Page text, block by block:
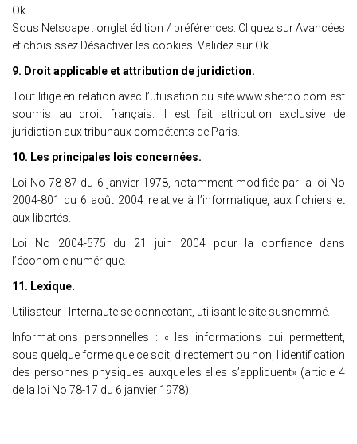
Ok.
Sous Netscape : onglet édition / préférences. Cliquez sur Avancées
et choisissez Désactiver les cookies. Validez sur Ok.
9. Droit applicable et attribution de juridiction.
Tout litige en relation avec l’utilisation du site www.sherco.com est
soumis au droit français. Il est fait attribution exclusive de
juridiction aux tribunaux compétents de Paris.
10. Les principales lois concernées.
Loi No 78-87 du 6 janvier 1978, notamment modifiée par la loi No
2004-801 du 6 août 2004 relative à l’informatique, aux fichiers et
aux libertés.
Loi No 2004-575 du 21 juin 2004 pour la confiance dans
l’économie numérique.
11. Lexique.
Utilisateur : Internaute se connectant, utilisant le site susnommé.
Informations personnelles : « les informations qui permettent,
sous quelque forme que ce soit, directement ou non, l’identification
des personnes physiques auxquelles elles s’appliquent» (article 4
de la loi No 78-17 du 6 janvier 1978).